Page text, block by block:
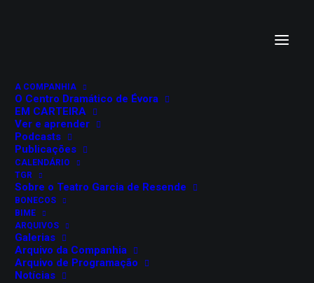
A COMPANHIA
O Centro Dramático de Évora
EM CARTEIRA
Ver e aprender
Podcasts
Publicações
CALENDÁRIO
TGR
Sobre o Teatro Garcia de Resende
BONECOS
BIME
ARQUIVOS
Galerias
Arquivo da Companhia
Arquivo de Programação
Notícias
NO DIA SEGUINTE
NINGUÉM MORREU
Carlos Marques e Jorge Palinhos